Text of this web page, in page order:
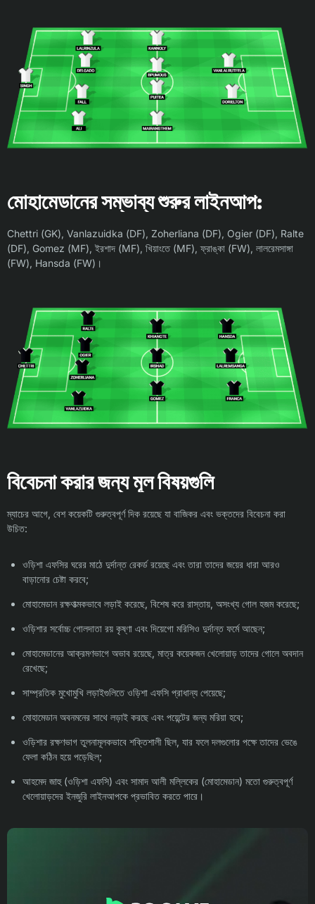
মোহামেডানের সম্ভাব্য শুরুর লাইনআপ:
Chettri (GK), Vanlazuidka (DF), Zoherliana (DF), Ogier (DF), Ralte
(DF), Gomez (MF), ইরশাদ (MF), খিয়াংতে (MF), ফ্রাঙ্কা (FW), লালরেমসাঙ্গা
(FW), Hansda (FW)।
বিবেচনা করার জন্য মূল বিষয়গুলি
ম্যাচের আগে, বেশ কয়েকটি গুরুত্বপূর্ণ দিক রয়েছে যা বাজিকর এবং ভক্তদের বিবেচনা করা
উচিত:
ওড়িশা এফসির ঘরের মাঠে দুর্দান্ত রেকর্ড রয়েছে এবং তারা তাদের জয়ের ধারা আরও
বাড়ানোর চেষ্টা করবে;
মোহামেডান রক্ষণাত্মকভাবে লড়াই করেছে, বিশেষ করে রাস্তায়, অসংখ্য গোল হজম করেছে;
ওড়িশার সর্বোচ্চ গোলদাতা রয় কৃষ্ণা এবং দিয়েগো মরিসিও দুর্দান্ত ফর্মে আছেন;
মোহামেডানের আক্রমণভাগে অভাব রয়েছে, মাত্র কয়েকজন খেলোয়াড় তাদের গোলে অবদান
রেখেছে;
সাম্প্রতিক মুখোমুখি লড়াইগুলিতে ওড়িশা এফসি প্রাধান্য পেয়েছে;
মোহামেডান অবনমনের সাথে লড়াই করছে এবং পয়েন্টের জন্য মরিয়া হবে;
ওড়িশার রক্ষণভাগ তুলনামূলকভাবে শক্তিশালী ছিল, যার ফলে দলগুলোর পক্ষে তাদের ভেঙে
ফেলা কঠিন হয়ে পড়েছিল;
আহমেদ জাহু (ওড়িশা এফসি) এবং সামাদ আলী মল্লিকের (মোহামেডান) মতো গুরুত্বপূর্ণ
খেলোয়াড়দের ইনজুরি লাইনআপকে প্রভাবিত করতে পারে।